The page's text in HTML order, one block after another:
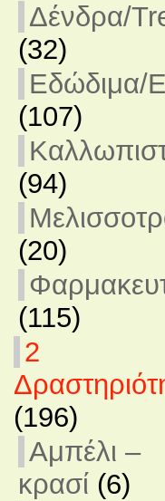
Δένδρα/
(32)
Εδώδιμα/
(107)
(94)
(20)
(115)
2
(196)
Αμπέλι –
κρασί (6)